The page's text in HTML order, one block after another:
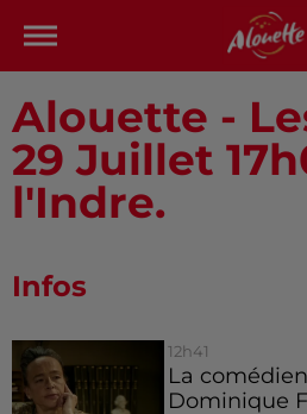
Alouette -
29 Juillet
l'Indre.
Infos
12h41
La
Dominique